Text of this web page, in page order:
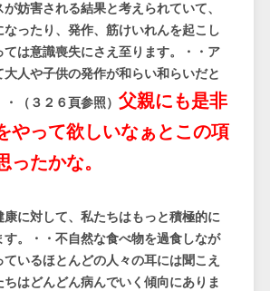
妨害される結果と考えられていて、
ったり、発作、筋けいれんを起こし
ては意識喪失にさえ至ります。・・ア
人や子供の発作が和らい和らいだと
（３２６頁参照） 父親にも是非
やって欲しいなぁとこの項
ったかな。
康に対して、私たちはもっと積極的に
。・・不自然な食べ物を過食しなが
いるほとんどの人々の耳には聞こえ
ちはどんどん病んでいく傾向にありま